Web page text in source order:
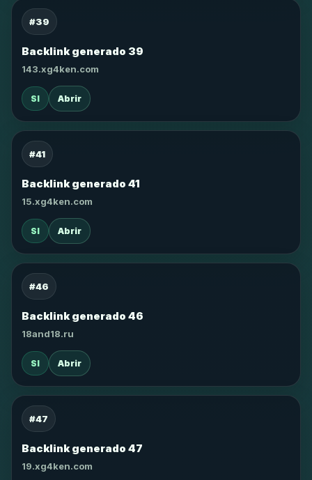
#39
Backlink generado 39
143.xg4ken.com
SI Abrir
#41
Backlink generado 41
15.xg4ken.com
SI Abrir
#46
Backlink generado 46
18and18.ru
SI Abrir
#47
Backlink generado 47
19.xg4ken.com